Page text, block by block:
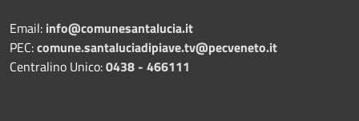
Email: info@comunesantalucia.it
PEC:comune.santaluciadipiave.tv@pecveneto.it
Centralino Unico:0438 - 466111